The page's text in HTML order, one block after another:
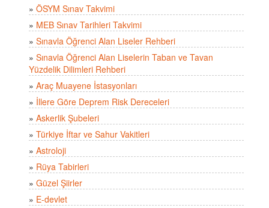
» ÖSYM Sınav Takvimi
» MEB Sınav Tarihleri Takvimi
» Sınavla Öğrenci Alan Liseler Rehberi
» Sınavla Öğrenci Alan Liselerin Taban ve Tavan
Yüzdelik Dilimleri Rehberi
» Araç Muayene İstasyonları
» İllere Göre Deprem Risk Dereceleri
» Askerlik Şubeleri
» Türkiye İftar ve Sahur Vakitleri
» Astroloji
» Rüya Tabirleri
» Güzel Şiirler
» E-devlet